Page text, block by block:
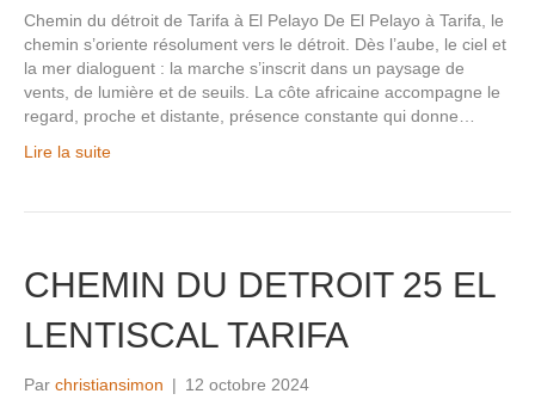
Chemin du détroit de Tarifa à El Pelayo De El Pelayo à Tarifa, le
chemin s’oriente résolument vers le détroit. Dès l’aube, le ciel et
la mer dialoguent : la marche s’inscrit dans un paysage de
vents, de lumière et de seuils. La côte africaine accompagne le
regard, proche et distante, présence constante qui donne…
Lire la suite
CHEMIN DU DETROIT 25 EL
LENTISCAL TARIFA
Par christiansimon | 12 octobre 2024